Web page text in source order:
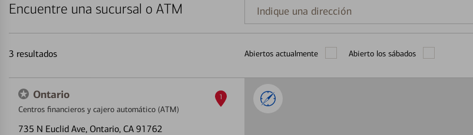
Encuentre una sucursal o ATM
Indique
una
3 resultados Abiertos actualmente Abierto los sábados
Ontario
Centros financieros y cajero automático (ATM)
735 N Euclid Ave, Ontario, CA 91762
1